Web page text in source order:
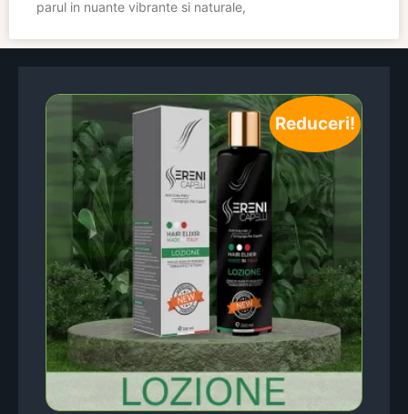
parul in nuante vibrante si naturale,
Reduceri!